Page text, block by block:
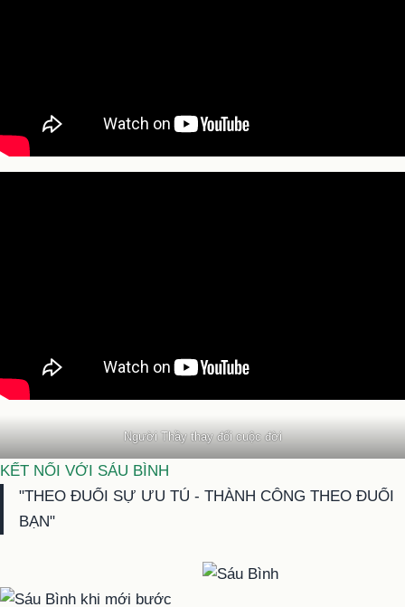
Người Thầy thay đổi cuộc đời
KẾT NỐI VỚI SÁU BÌNH
"THEO ĐUỔI SỰ ƯU TÚ - THÀNH CÔNG THEO ĐUỔI
BẠN"